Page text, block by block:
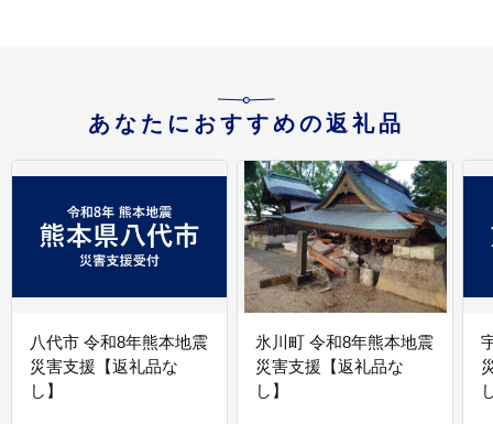
あなたにおすすめの返礼品
八代市 令和8年熊本地震
災害支援【返礼品な
し】
氷川町 令和8年熊本地震
災害支援【返礼品な
し】